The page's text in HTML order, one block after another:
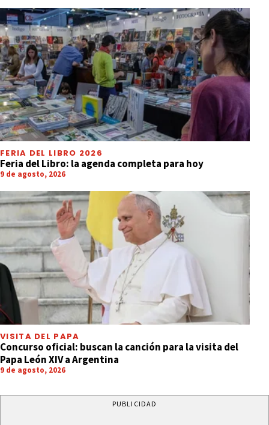
FERIA DEL LIBRO 2026
Feria del Libro: la agenda completa para hoy
9 de agosto, 2026
VISITA DEL PAPA
Concurso oficial: buscan la canción para la visita del
Papa León XIV a Argentina
9 de agosto, 2026
PUBLICIDAD